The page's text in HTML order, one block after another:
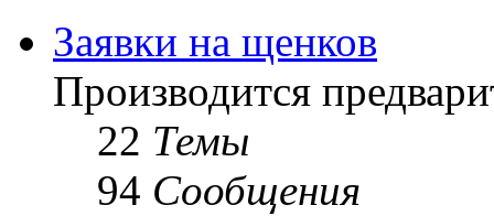
Заявки на щенков
Производится
22 Темы
94 Сообщения